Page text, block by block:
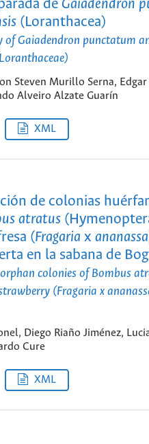
de Gaiadendron
(Loranthacea)
ofGaiadendron punctatum
Steven Murillo Serna, Edgar
Alveiro Alzate Guarín
XML
de colonias
atratus
(Fragaria x ananassa
en la sabana de
colonies ofBombus
(Fragaria x
Diego Riaño Jiménez,
Cure
XML